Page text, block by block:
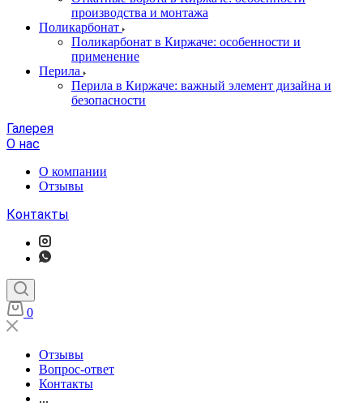
производства и монтажа
Поликарбонат
Поликарбонат в Киржаче: особенности и
применение
Перила
Перила в Киржаче: важный элемент дизайна и
безопасности
Галерея
О нас
О компании
Отзывы
Контакты
0
Отзывы
Вопрос-ответ
Контакты
...